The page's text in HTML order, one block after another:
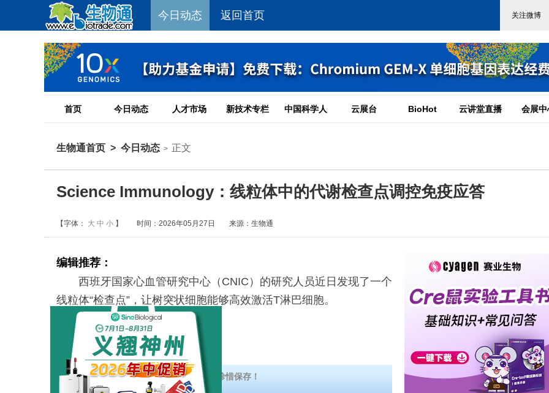
今日动态 返回首页
首页 今日动态 人才市场 新技术专栏 中国科学人 云展台 BioHot 云讲堂直播 会展中
生物通首页 > 今日动态 > 正文
Science Immunology：线粒体中的代谢检查点调控免疫应答
【字体： 大 中 小 】 时间：2026年05月27日 来源：生物通
编辑推荐：
西班牙国家心血管研究中心（CNIC）的研究人员近日发现了一个
线粒体“检查点”，让树突状细胞能够高效激活T淋巴细胞。
下载传染病诊断相关资料汇总，汇总不易珍惜保存！